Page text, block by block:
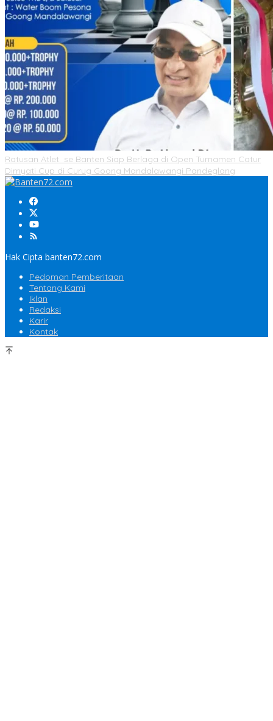
Ratusan Atlet se Banten Siap Berlaga di Open Turnamen Catur
Dimyati Cup di Curug Goong Mandalawangi Pandeglang
Hak Cipta banten72.com
Pedoman Pemberitaan
Tentang Kami
Iklan
Redaksi
Karir
Kontak